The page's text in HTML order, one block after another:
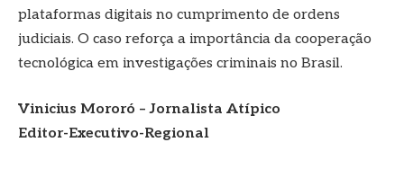
plataformas digitais no cumprimento de ordens
judiciais. O caso reforça a importância da cooperação
tecnológica em investigações criminais no Brasil.
Vinicius Mororó – Jornalista Atípico
Editor-Executivo-Regional